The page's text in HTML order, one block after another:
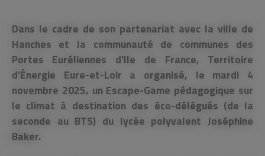
Dans le cadre de son partenariat avec la ville de
Hanches et la communauté de communes des
Portes Euréliennes d’Ile de France, Territoire
d’Énergie Eure-et-Loir a organisé, le mardi 4
novembre 2025, un Escape-Game pédagogique sur
le climat à destination des éco-délégués (de la
seconde au BTS) du lycée polyvalent Joséphine
Baker.